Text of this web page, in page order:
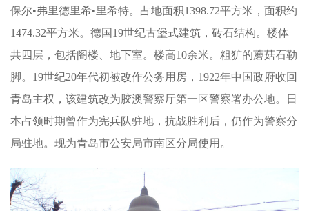
保尔•弗里德里希•里希特。占地面积1398.72平方米，面积约
1474.32平方米。德国19世纪古堡式建筑，砖石结构。楼体
共四层，包括阁楼、地下室。楼高10余米。粗犷的蘑菇石勒
脚。19世纪20年代初被改作公务用房，1922年中国政府收回
青岛主权，该建筑改为胶澳警察厅第一区警察署办公地。日
本占领时期曾作为宪兵队驻地，抗战胜利后，仍作为警察分
局驻地。现为青岛市公安局市南区分局使用。